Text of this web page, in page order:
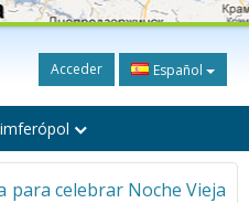
Acceder Español
para celebrar Noche Vieja